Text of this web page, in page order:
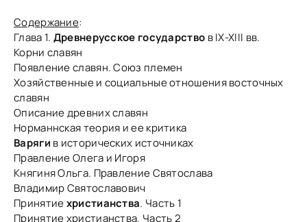
Содержание:
Глава 1. Древнерусское государство в IХ-ХIII вв.
Корни славян
Появление славян. Союз племен
Хозяйственные и социальные отношения восточных
славян
Описание древних славян
Норманнская теория и ее критика
Варяги в исторических источниках
Правление Олега и Игоря
Княгиня Ольга. Правление Святослава
Владимир Святославович
Принятиехристианства. Часть 1
Принятие христианства. Часть 2